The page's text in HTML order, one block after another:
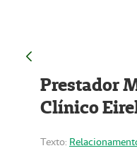
Prestador
Clínico
Texto: